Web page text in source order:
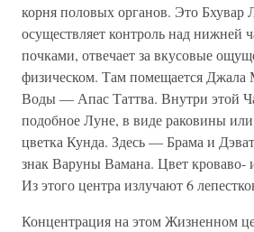
корня половых органов. Это Бхувар
осуществляет контроль над нижней
почками, отвечает за вкусовые
физическом. Там помещается Джала
Воды — Апас Таттва. Внутри этой
подобное Луне, в виде раковины
цветка Кунда. Здесь — Брама и
знак Варуны Вамана. Цвет кроваво-
Из этого центра излучают 6
Концентрация на этом Жизненном